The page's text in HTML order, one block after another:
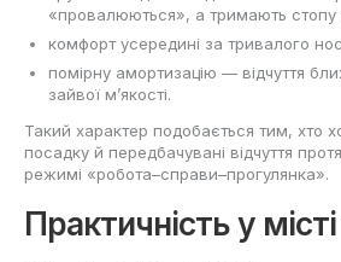
«провалюються», а тримають стопу
комфорт усередині за тривалого
помірну амортизацію — відчуття
зайвої м’якості.
Такий характер подобається тим, хто
посадку й передбачувані відчуття
режимі «робота–справи–прогулянка».
Практичність у